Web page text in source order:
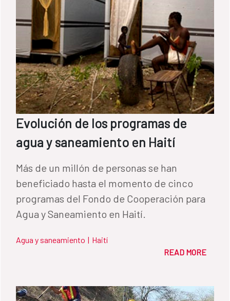
Evolución de los programas de
agua y saneamiento en Haití
Más de un millón de personas se han
beneficiado hasta el momento de cinco
programas del Fondo de Cooperación para
Agua y Saneamiento en Haití.
Agua y saneamiento | Haití
READ MORE